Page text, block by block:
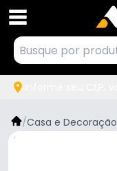
/Casa e Decoração